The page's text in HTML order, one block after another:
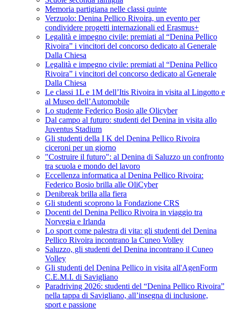
Memoria partigiana nelle classi quinte
Verzuolo: Denina Pellico Rivoira, un evento per
condividere progetti internazionali ed Erasmus+
Legalità e impegno civile: premiati al “Denina Pellico
Rivoira” i vincitori del concorso dedicato al Generale
Dalla Chiesa
Legalità e impegno civile: premiati al “Denina Pellico
Rivoira” i vincitori del concorso dedicato al Generale
Dalla Chiesa
Le classi 1L e 1M dell’Itis Rivoira in visita al Lingotto e
al Museo dell’Automobile
Lo studente Federico Bosio alle Olicyber
Dal campo al futuro: studenti del Denina in visita allo
Juventus Stadium
Gli studenti della I K del Denina Pellico Rivoira
ciceroni per un giorno
"Costruire il futuro": al Denina di Saluzzo un confronto
tra scuola e mondo del lavoro
Eccellenza informatica al Denina Pellico Rivoira:
Federico Bosio brilla alle OliCyber
Denibreak brilla alla fiera
Gli studenti scoprono la Fondazione CRS
Docenti del Denina Pellico Rivoira in viaggio tra
Norvegia e Irlanda
Lo sport come palestra di vita: gli studenti del Denina
Pellico Rivoira incontrano la Cuneo Volley
Saluzzo, gli studenti del Denina incontrano il Cuneo
Volley
Gli studenti del Denina Pellico in visita all'AgenForm
C.E.M.I. di Savigliano
Paradriving 2026: studenti del “Denina Pellico Rivoira”
nella tappa di Savigliano, all’insegna di inclusione,
sport e passione